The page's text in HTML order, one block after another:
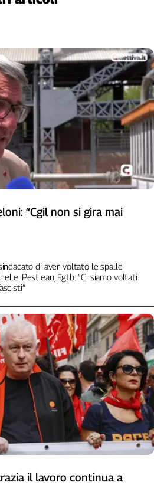
“Cgil non si gira mai
di aver voltato le spalle
Pestieau, Fgtb: “Ci siamo voltati
il lavoro continua a